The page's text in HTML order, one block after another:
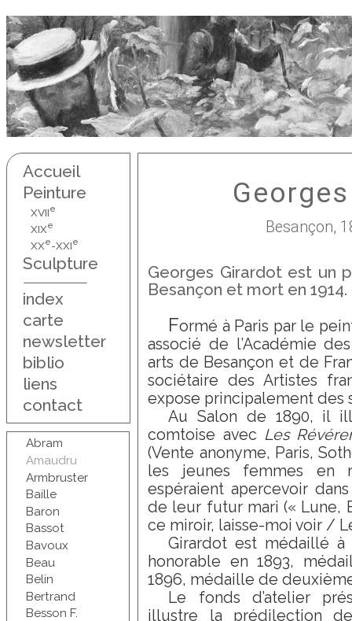
Accueil
Peinture
XVIIe
XIXe
XXe-XXIe
Sculpture
index
carte
newsletter
biblio
liens
contact
Abram
Amaudru
Armbruster
Baille
Baron
Bassot
Bavoux
Beau
Belin
Bertrand
Besson F.
Besançon,
Georges Girardot est un
Besançon et mort en 1914.
Formé à Paris par le
associé de l’Académie
arts de Besançon et de
sociétaire des Artistes
expose principalement des
Au Salon de 1890, il
comtoise avec Les
(Vente anonyme, Paris,
les jeunes femmes en
espéraient apercevoir
de leur futur mari (« Lune,
ce miroir, laisse-moi voir /
Girardot est médaillé à
honorable en 1893,
1896, médaille de
Le fonds d’atelier
illustre la prédilection